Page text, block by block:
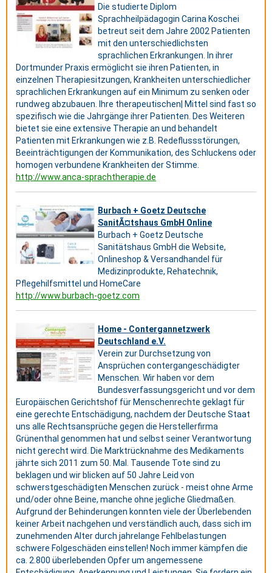
Die studierte Diplom
Sprachheilpädagogin Carina Koschei
betreut seit dem Jahre 2002 Patienten
mit den unterschiedlichsten
sprachlichen Erkrankungen. In ihrer
Dortmunder Praxis ermöglicht sie ihren Patienten, in
einzelnen Therapiesitzungen, Krankheiten unterschiedlicher
sprachlichen Erkrankungen auf ein Minimum zu senken oder
rundweg abzubauen. Ihre therapeutischen| Mittel sind fast so
spezifisch wie die Jahrgänge ihrer Patienten. Des Weiteren
bietet sie eine extensive Therapie an und behandelt
Patienten mit Erkrankungen wie z.B. Redeflussstörungen,
Beeinträchtigungen der Kommunikation, des Schluckens oder
homogen verbundene Krankheiten der Stimme.
http://www.anca-sprachtherapie.de
Burbach + Goetz Deutsche
SanitÃ¤tshaus GmbH Online
Burbach + Goetz Deutsche
Sanitätshaus GmbH die Website,
Onlineshop & Versandhandel für
Medizinprodukte, Rehatechnik,
Pflegehilfsmittel und HomeCare
http://www.burbach-goetz.com
Home - Contergannetzwerk
Deutschland e.V.
Verein zur Durchsetzung von
Ansprüchen contergangeschädigter
Menschen. Wir haben vor dem
Bundesverfassungsgericht und vor dem
Europäischen Gerichtshof für Menschenrechte geklagt für
eine gerechte Entschädigung, nachdem der Deutsche Staat
uns alle Rechtsansprüche gegen die Herstellerfirma
Grünenthal genommen hat und selbst seiner Verantwortung
nicht gerecht wird. Die Marktrücknahme des Medikaments
jährte sich 2011 zum 50. Mal. Tausende Tote sind zu
beklagen und wir blicken auf 50 Jahre Leid von
schwerstgeschädigten Menschen zurück - meist ohne Arme
und/oder ohne Beine, manche ohne jegliche Gliedmaßen.
Aufgrund der Behinderungen konnten viele der Überlebenden
keiner Arbeit nachgehen und verständlich auch, dass sich im
zunehmenden Alter durch jahrelange Fehlbelastungen
schwere Folgeschäden einstellen! Noch immer kämpfen die
ca. 2.800 überlebenden Opfer um angemessene